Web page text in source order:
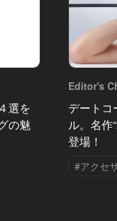
選を
の魅
Editor's
デートコ
ル。名作
登場！
#アクセ